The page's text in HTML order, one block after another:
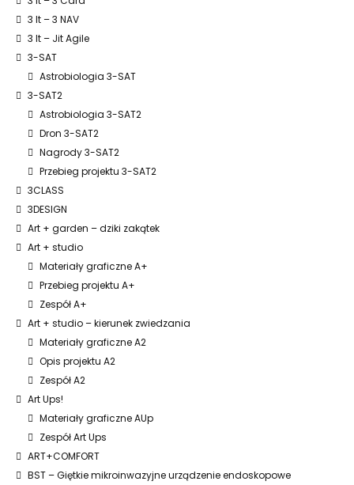
3 It – 3 NAV
3 It – Jit Agile
3-SAT
Astrobiologia 3-SAT
3-SAT2
Astrobiologia 3-SAT2
Dron 3-SAT2
Nagrody 3-SAT2
Przebieg projektu 3-SAT2
3CLASS
3DESIGN
Art + garden – dziki zakątek
Art + studio
Materiały graficzne A+
Przebieg projektu A+
Zespół A+
Art + studio – kierunek zwiedzania
Materiały graficzne A2
Opis projektu A2
Zespół A2
Art Ups!
Materiały graficzne AUp
Zespół Art Ups
ART+COMFORT
BST – Giętkie mikroinwazyjne urządzenie endoskopowe